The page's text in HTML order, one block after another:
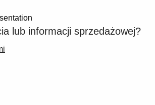
lub informacji sprzedażowej?